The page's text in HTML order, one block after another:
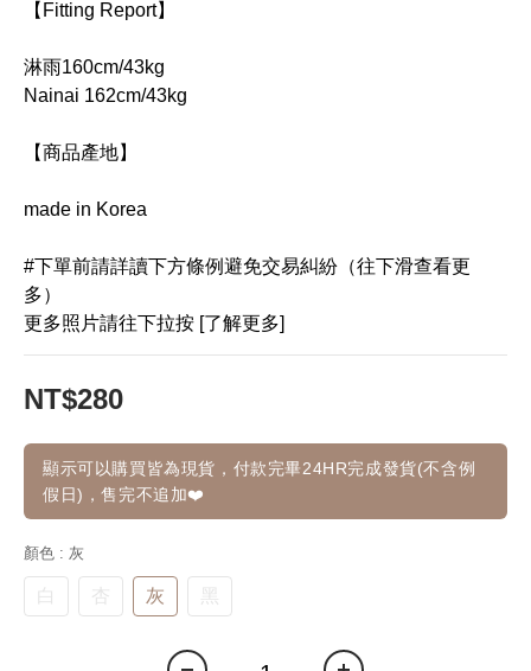
【Fitting Report】
淋雨160cm/43kg
Nainai 162cm/43kg
【商品產地】
made in Korea
#下單前請詳讀下方條例避免交易糾紛（往下滑查看更
多）
更多照片請往下拉按 [了解更多]
NT$280
顯示可以購買皆為現貨，付款完畢24HR完成發貨(不含例
假日)，售完不追加❤️
顏色 : 灰
白 杏 灰 黑